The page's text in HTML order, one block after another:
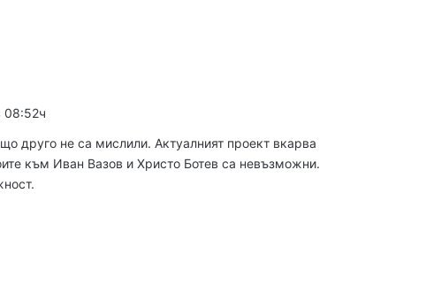
превзема Пловдив
08:52ч
друго не са мислили. Актуалният проект вкарва
към Иван Вазов и Христо Ботев са невъзможни.